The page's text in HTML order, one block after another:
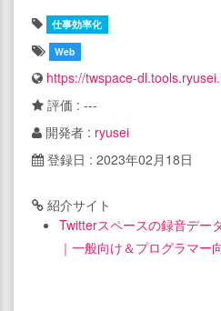
仕事効率化
Web
https://twspace-
評価 : ---
開発者 : ryusei
登録日 : 2023年02月18日
紹介サイト
Twitterスペースの録音デー
｜一般向け＆プログラマー